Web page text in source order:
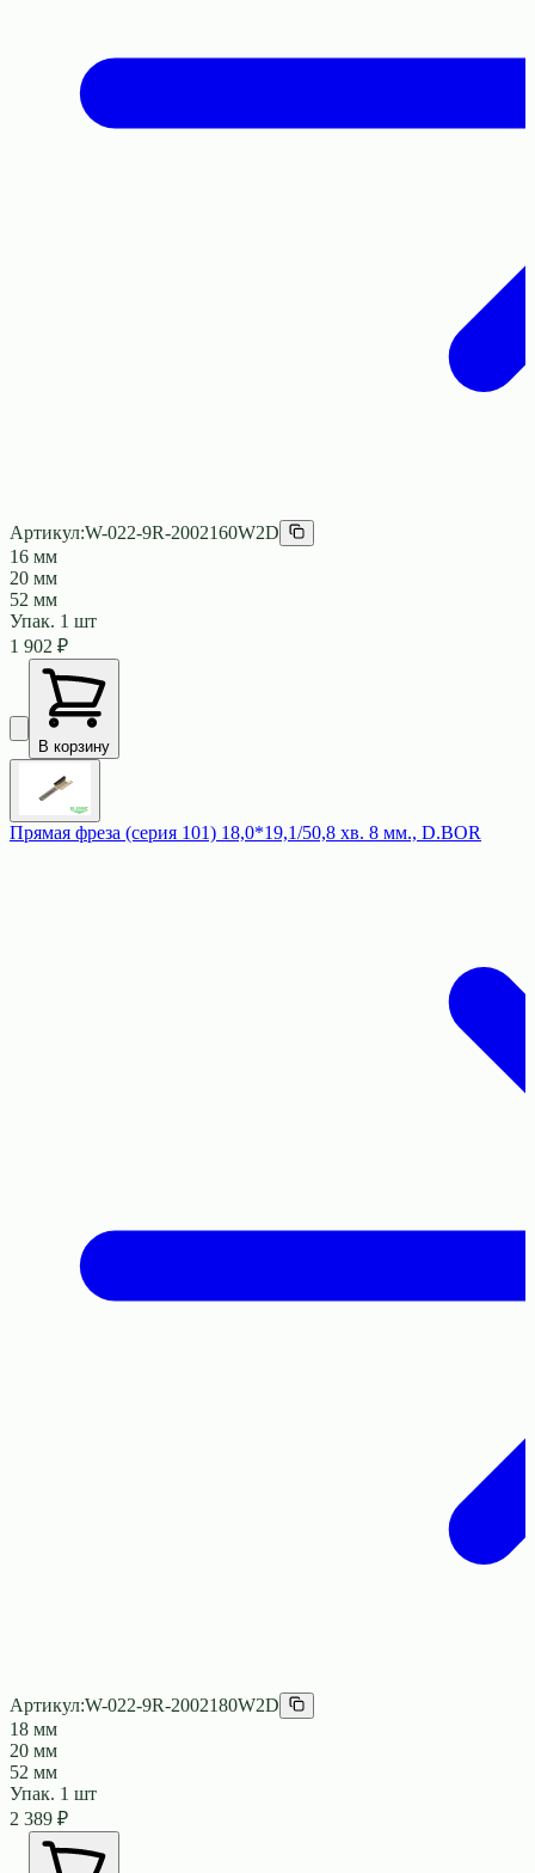
Артикул:W-022-9R-2002160W2D
16 мм
20 мм
52 мм
Упак. 1 шт
1 902 ₽
В корзину
Прямая фреза (серия 101) 18,0*19,1/50,8 хв. 8 мм., D.BOR
Артикул:W-022-9R-2002180W2D
18 мм
20 мм
52 мм
Упак. 1 шт
2 389 ₽